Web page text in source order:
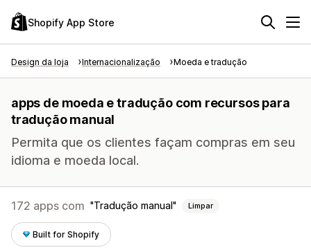
Shopify App Store
Design da loja Internacionalização Moeda e tradução
apps de moeda e tradução com recursos para
tradução manual
Permita que os clientes façam compras em seu
idioma e moeda local.
172 apps com Tradução manual Limpar
Built for Shopify